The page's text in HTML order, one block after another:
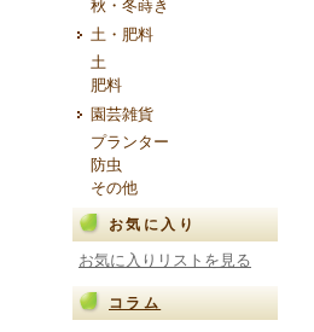
秋・冬蒔き
土・肥料
土
肥料
園芸雑貨
プランター
防虫
その他
お気に入り
お気に入りリストを見る
コラム